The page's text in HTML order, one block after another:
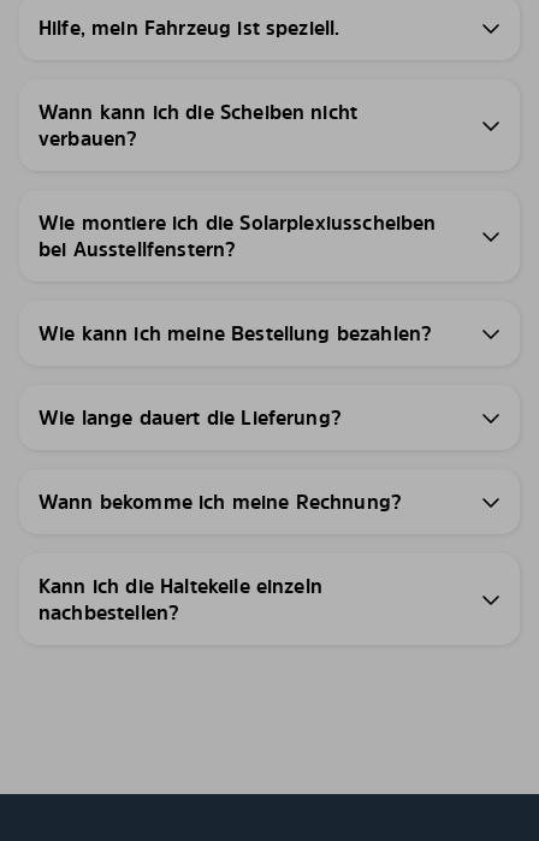
Hilfe, mein Fahrzeug ist speziell.
Wann kann ich die Scheiben nicht
verbauen?
Wie montiere ich die Solarplexiusscheiben
bei Ausstellfenstern?
Wie kann ich meine Bestellung bezahlen?
Wie lange dauert die Lieferung?
Wann bekomme ich meine Rechnung?
Kann ich die Haltekeile einzeln
nachbestellen?